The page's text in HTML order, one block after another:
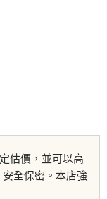
估價，並可以高
全保密。本店強